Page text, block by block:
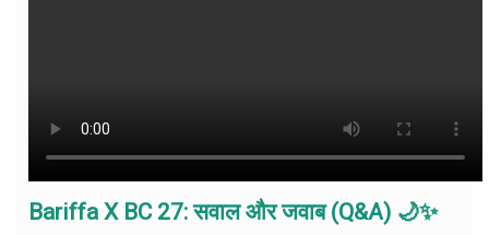
Bariffa X BC 27: सवाल और जवाब (Q&A) 🌙✨